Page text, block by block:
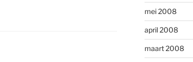
mei 2008
april 2008
maart 2008